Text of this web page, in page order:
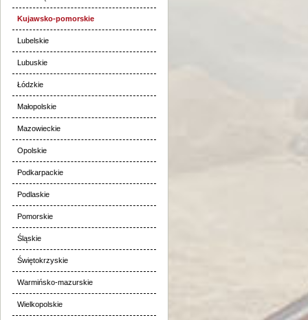
Kujawsko-pomorskie
Lubelskie
Lubuskie
Łódzkie
Małopolskie
Mazowieckie
Opolskie
Podkarpackie
Podlaskie
Pomorskie
Śląskie
Świętokrzyskie
Warmińsko-mazurskie
Wielkopolskie